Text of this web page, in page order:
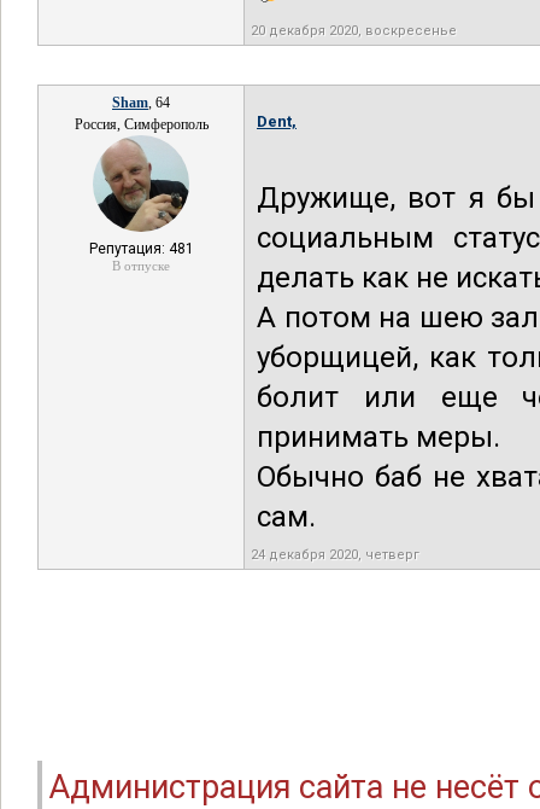
20 декабря 2020, воскресенье
Sham, 64
Россия, Симферополь
Репутация: 481
В отпуске
Dent,
Дружище, вот я бы
социальным
делать как не
А потом на шею
уборщицей, как
болит или еще
принимать меры.
Обычно баб не
сам.
24 декабря 2020, четверг
Администрация сайта не